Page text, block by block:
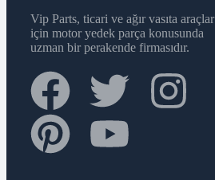
Vip Parts, ticari ve ağır vasıta araçlar
için motor yedek parça konusunda
uzman bir perakende firmasıdır.